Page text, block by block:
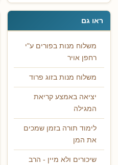
ראו גם
משלוח מנות בפורים ע"י
רחפן אויר
משלוח מנות בזוג פרוד
יציאה באמצע קריאת
המגילה
לימוד תורה בזמן שמכים
את המן
שיכורים ולא מיין - הרב